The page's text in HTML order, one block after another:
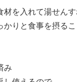
を入れて湯せんす
かりと食事を摂るこ
み